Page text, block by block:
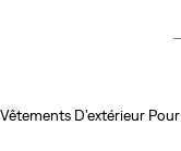
D'extérieur Pour